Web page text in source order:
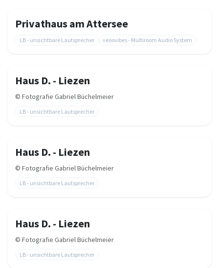
Privathaus am Attersee
LB - unsichtbare Lautsprecher veoovibes - Multiroom Audio System
Haus D. - Liezen
© Fotografie Gabriel Büchelmeier
LB - unsichtbare Lautsprecher
Haus D. - Liezen
© Fotografie Gabriel Büchelmeier
LB - unsichtbare Lautsprecher
Haus D. - Liezen
© Fotografie Gabriel Büchelmeier
LB - unsichtbare Lautsprecher